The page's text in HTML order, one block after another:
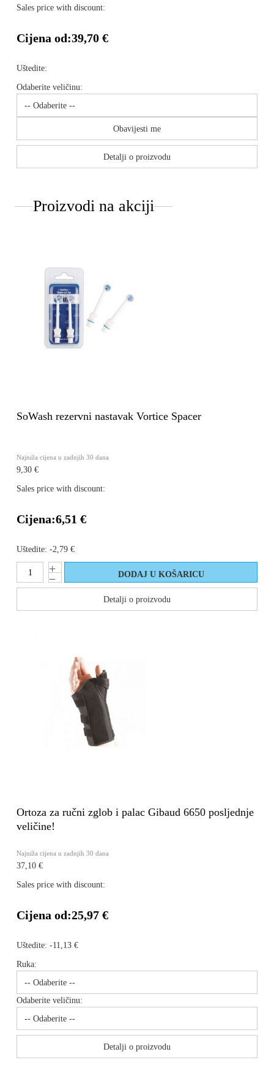
Sales price with discount:
Cijena od:39,70 €
Uštedite:
Odaberite veličinu:
Obavijesti me
Detalji o proizvodu
Proizvodi na akciji
SoWash rezervni nastavak Vortice Spacer
Najniža cijena u zadnjih 30 dana
9,30 €
Sales price with discount:
Cijena:6,51 €
Uštedite: -2,79 €
Detalji o proizvodu
Ortoza za ručni zglob i palac Gibaud 6650 posljednje
veličine!
Najniža cijena u zadnjih 30 dana
37,10 €
Sales price with discount:
Cijena od:25,97 €
Uštedite: -11,13 €
Ruka:
Odaberite veličinu:
Detalji o proizvodu